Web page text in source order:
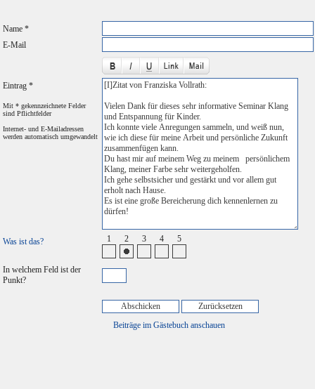
Name *
E-Mail
Eintrag *
Mit * gekennzeichnete Felder
sind Pflichtfelder
Internet- und E-Mailadressen
werden automatisch umgewandelt
Was ist das? 1 2 3 4 5
In welchem Feld ist der
Punkt?
Beiträge im Gästebuch anschauen